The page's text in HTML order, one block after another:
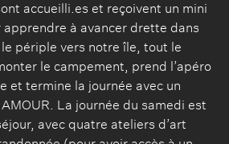
accueilli.es et reçoivent un mini
apprendre à avancer drette dans
périple vers notre île, tout le
le campement, prend l’apéro
et termine la journée avec un
La journée du samedi est
avec quatre ateliers d’art